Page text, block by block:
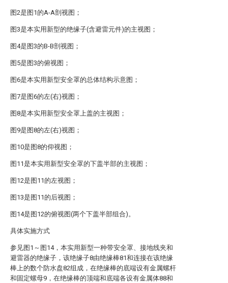
图2是图1的A-A剖视图；
图3是本实用新型的绝缘子(含避雷元件)的主视图；
图4是图3的B-B剖视图；
图5是图3的俯视图；
图6是本实用新型安全罩的总体结构示意图；
图7是图6的左(右)视图；
图8是本实用新型安全罩上盖的主视图；
图9是图8的左(右)视图；
图10是图8的仰视图；
图11是本实用新型安全罩的下盖半部的主视图；
图12是图11的左视图；
图13是图11的后视图；
图14是图12的俯视图(两个下盖半部组合)。
具体实施方式
参见图1～图14，本实用新型一种带安全罩、接地线夹和
避雷器的绝缘子，该绝缘子8由绝缘棒81和连接在该绝缘
棒上的数个防水盘82组成，在绝缘棒的底端设有金属螺杆
和固定螺母9，在绝缘棒的顶端和底端各设有金属体88和